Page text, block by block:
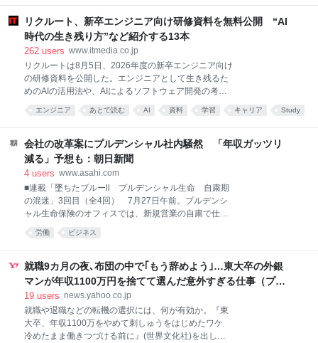
への理解が欠かせません。しかし、OKF関連の記事の
多くはOKF単体の説明にとどまっており、それだけで
は体系的に理解しづらいと感じています。OKFはこう
め、それらへの理解があって初めて実感を持って捉え
られると考えています。 本記事はエンジニアではない
方でも読み進められる内容になっていますが、
RAG(Retrieval-Augmented Generation)についての基
リクルート、新卒エンジニア向け研修資料を無料公開 “AI
時代の生き残り方”など紹介する13本
262 users www.itmedia.co.jp
リクルートは8月5日、2026年度の新卒エンジニア向け
の研修資料を公開した。エンジニアとして生き残るた
めのAIの活用法や、AIによるソフトウェア開発の考え
方の変化など、業務やキャリア形成に必要な知見を幅
広く紹介している。 26年度の研修で利用した13の資
サバイバルガイド」では、エンジニアとして働く心構
えを解説しており、AIを業務のアウトプットだけでな
く、自身のスキル育成に利用することなどを推奨して
エンジニア あとで読む AI 資料 学習 キャリア Study
会社の改革案にプルデンシャル社内騒然 「年収ガッツリ
減る」予想も：朝日新聞
4 users www.asahi.com
■連載「墜ちたブルーⅡ プルデンシャル生命 自粛期
の混迷」3回目（全4回） 7月27日午前。プルデンシ
ャル生命保険のオフィスでは、新規営業の自粛で仕事
のないライフプランナー（LP、営業社員）たちが、
思…
労働 ビジネス
就職9カ月の夜､布団の中で｢もう辞めよう｣…東大卒の外銀
マンが年収1100万円を捨てて選んだ意外すぎる仕事（プレ
ジデントオンライン） - Yahoo!ニュース
19 users news.yahoo.co.jp
就職や退職などの転機の選択には、何が有効か。『東
大卒、年収1100万をやめて刺しゅうをはじめたワケ
冷めたまま働きつづける前に』(世界文化社)を出した